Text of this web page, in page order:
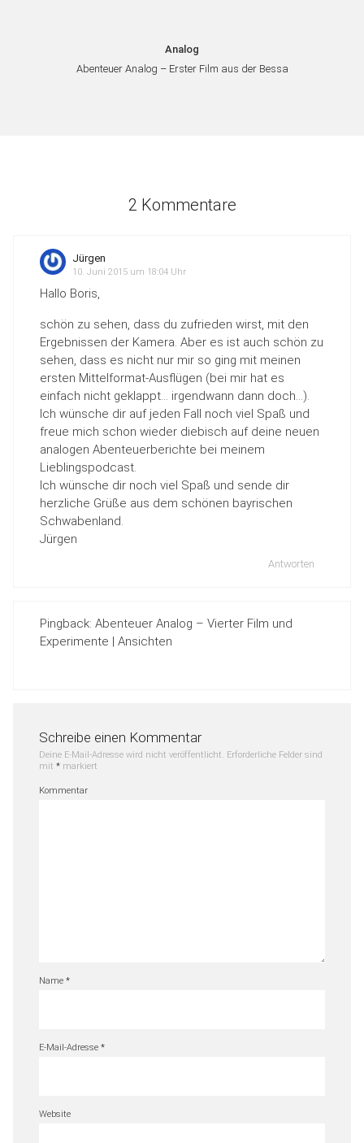
Analog
Abenteuer Analog – Erster Film aus der Bessa
2 Kommentare
Jürgen
10. Juni 2015 um 18:04 Uhr
Hallo Boris,
schön zu sehen, dass du zufrieden wirst, mit den
Ergebnissen der Kamera. Aber es ist auch schön zu
sehen, dass es nicht nur mir so ging mit meinen
ersten Mittelformat-Ausflügen (bei mir hat es
einfach nicht geklappt… irgendwann dann doch…).
Ich wünsche dir auf jeden Fall noch viel Spaß und
freue mich schon wieder diebisch auf deine neuen
analogen Abenteuerberichte bei meinem
Lieblingspodcast.
Ich wünsche dir noch viel Spaß und sende dir
herzliche Grüße aus dem schönen bayrischen
Schwabenland.
Jürgen
Antworten
Pingback: Abenteuer Analog – Vierter Film und
Experimente | Ansichten
Schreibe einen Kommentar
Deine E-Mail-Adresse wird nicht veröffentlicht. Erforderliche Felder sind
mit * markiert
Kommentar
Name *
E-Mail-Adresse *
Website